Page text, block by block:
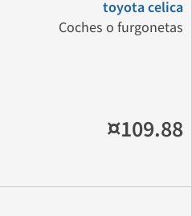
toyota celica
Coches o furgonetas
¤109.88